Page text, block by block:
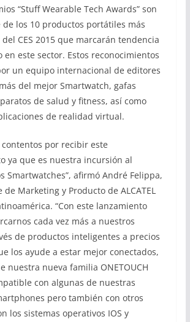
“Stuff Wearable Tech Awards” son
de los 10 productos portátiles más
CES 2015 que marcarán tendencia
este sector. Estos reconocimientos
un equipo internacional de editores
del mejor Smartwatch, gafas
de salud y fitness, así como
de realidad virtual.
contentos por recibir este
ya que es nuestra incursión al
Smartwatches”, afirmó André Felippa,
Marketing y Producto de ALCATEL
“Con este lanzamiento
cada vez más a nuestros
de productos inteligentes a precios
los ayude a estar mejor conectados,
nuestra nueva familia ONETOUCH
con algunas de nuestras
pero también con otros
los sistemas operativos IOS y